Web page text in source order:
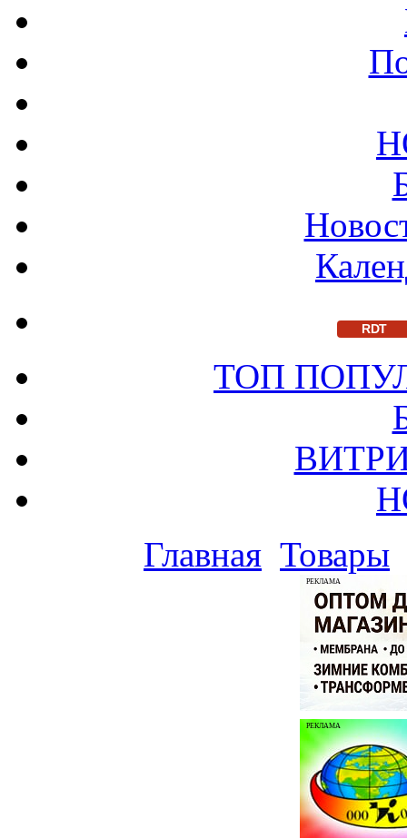
RDT
ТОП
Главная Товары
РЕКЛАМА
РЕКЛАМА